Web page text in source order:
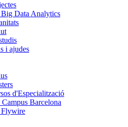
Data Analytics
i ajudes
d'Especialització
Barcelona
Flywire